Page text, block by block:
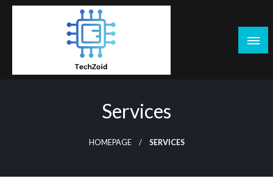
Skip
Services
HOMEPAGE SERVICES